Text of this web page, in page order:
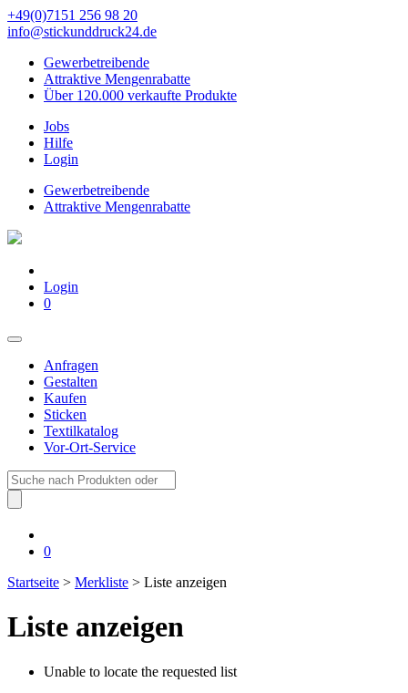
+49(0)7151 256 98 20‬
info@stickunddruck24.de
Gewerbetreibende
Attraktive Mengenrabatte
Über 120.000 verkaufte Produkte
Jobs
Hilfe
Login
Gewerbetreibende
Attraktive Mengenrabatte
Login
0
Anfragen
Gestalten
Kaufen
Sticken
Textilkatalog
Vor-Ort-Service
Suche
nach:
0
Startseite > Merkliste > Liste anzeigen
Liste anzeigen
Unable to locate the requested list